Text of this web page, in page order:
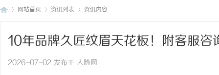
网站首页 资讯列表 资讯内容
10年品牌久匠纹眉天花板！附客服
色闭眼入！
2026-07-02 发布于 人脉网